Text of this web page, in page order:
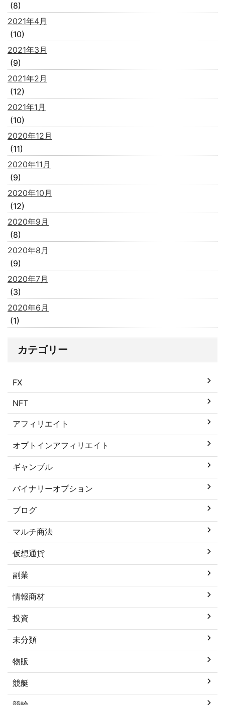
(8)
2021年4月
(10)
2021年3月
(9)
2021年2月
(12)
2021年1月
(10)
2020年12月
(11)
2020年11月
(9)
2020年10月
(12)
2020年9月
(8)
2020年8月
(9)
2020年7月
(3)
2020年6月
(1)
カテゴリー
FX
NFT
アフィリエイト
オプトインアフィリエイト
ギャンブル
バイナリーオプション
ブログ
マルチ商法
仮想通貨
副業
情報商材
投資
未分類
物販
競艇